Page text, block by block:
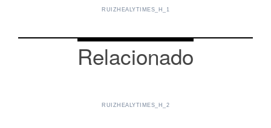
RUIZHEALYTIMES_H_1
Relacionado
RUIZHEALYTIMES_H_2